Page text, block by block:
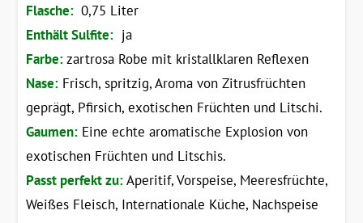
Flasche: 0,75 Liter
Enthält Sulfite: ja
Farbe:zartrosa Robe mit kristallklaren Reflexen
Nase: Frisch, spritzig, Aroma von Zitrusfrüchten
geprägt, Pfirsich, exotischen Früchten und Litschi.
Gaumen: Eine echte aromatische Explosion von
exotischen Früchten und Litschis.
Passt perfekt zu:Aperitif, Vorspeise, Meeresfrüchte,
Weißes Fleisch, Internationale Küche, Nachspeise